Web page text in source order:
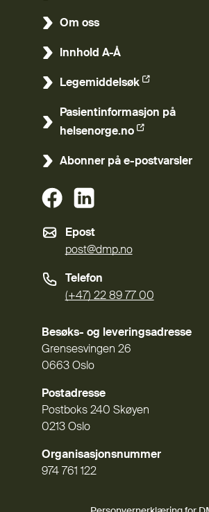
Om oss
Innhold A-Å
Legemiddelsøk
(Ekstern lenke)
Pasientinformasjon på
helsenorge.no
(Ekstern lenke)
Abonner på e-postvarsler
(Ekstern lenke)
Epost
post@dmp.no
Telefon
(+47) 22 89 77 00
Besøks- og leveringsadresse
Grensesvingen 26
0663 Oslo
Postadresse
Postboks 240 Skøyen
0213 Oslo
Organisasjonsnummer
974 761 122